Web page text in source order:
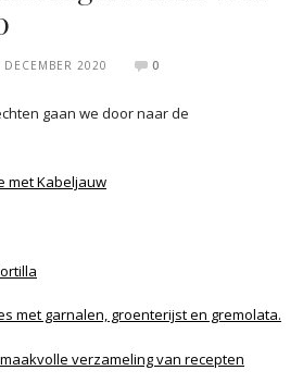
DECEMBER 2020 0
gaan we door naar de
met Kabeljauw
met garnalen, groenterijst en gremolata.
verzameling van recepten